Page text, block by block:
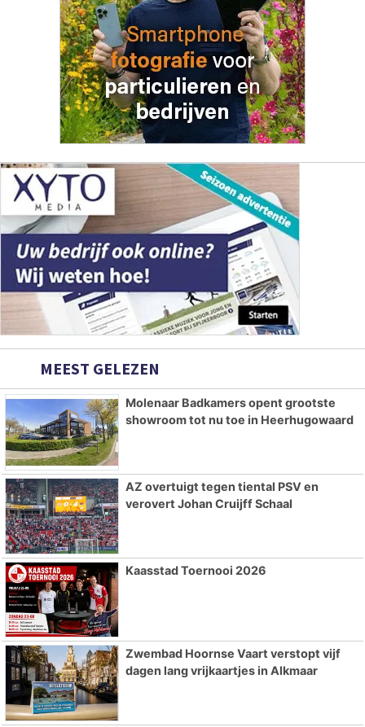
MEEST GELEZEN
Molenaar Badkamers opent grootste
showroom tot nu toe in Heerhugowaard
AZ overtuigt tegen tiental PSV en
verovert Johan Cruijff Schaal
Kaasstad Toernooi 2026
Zwembad Hoornse Vaart verstopt vijf
dagen lang vrijkaartjes in Alkmaar